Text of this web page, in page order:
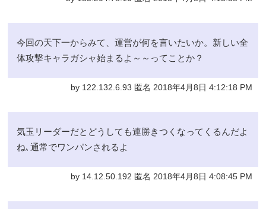
今回の天下一からみて、運営が何を言いたいか。新しい全
体攻撃キャラガシャ始まるよ～～ってことか？
by 122.132.6.93 匿名 2018年4月8日 4:12:18 PM
気玉リーダーだとどうしても連勝きつくなってくるんだよ
ね､通常でワンパンされるよ
by 14.12.50.192 匿名 2018年4月8日 4:08:45 PM